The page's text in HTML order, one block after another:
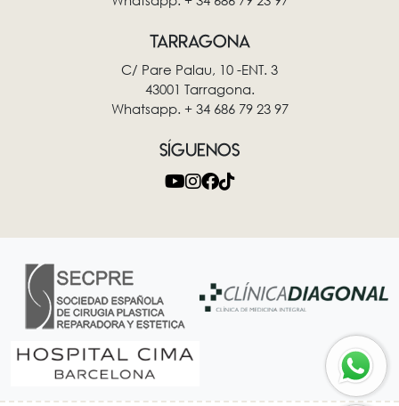
TARRAGONA
C/ Pare Palau, 10 -ENT. 3
43001 Tarragona.
Whatsapp. + 34 686 79 23 97
SÍGUENOS